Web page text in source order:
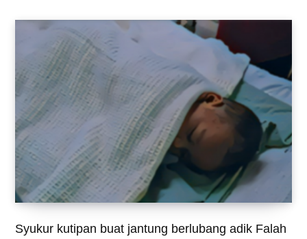
Syukur kutipan buat jantung berlubang adik Falah